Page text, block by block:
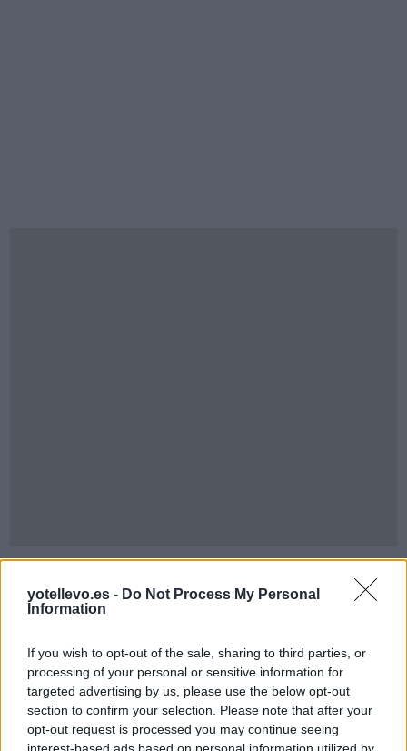
yotellevo.es - Do Not Process My Personal
Information
If you wish to opt-out of the sale, sharing to third parties, or
processing of your personal or sensitive information for
targeted advertising by us, please use the below opt-out
section to confirm your selection. Please note that after your
opt-out request is processed you may continue seeing
interest-based ads based on personal information utilized by
Municipality